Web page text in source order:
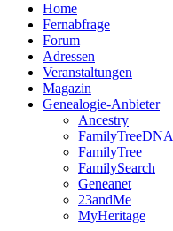
Home
Fernabfrage
Forum
Adressen
Veranstaltungen
Magazin
Genealogie-Anbieter
Ancestry
FamilyTreeDNA
FamilyTree
FamilySearch
Geneanet
23andMe
MyHeritage